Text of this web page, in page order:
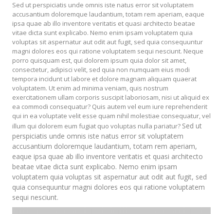
Sed ut perspiciatis unde omnis iste natus error sit voluptatem
accusantium doloremque laudantium, totam rem aperiam, eaque
ipsa quae ab illo inventore veritatis et quasi architecto beatae
vitae dicta sunt explicabo. Nemo enim ipsam voluptatem quia
voluptas sit aspernatur aut odit aut fugit, sed quia consequuntur
magni dolores eos qui ratione voluptatem sequi nesciunt. Neque
porro quisquam est, qui dolorem ipsum quia dolor sit amet,
consectetur, adipisci velit, sed quia non numquam eius modi
tempora incidunt ut labore et dolore magnam aliquam quaerat
voluptatem. Ut enim ad minima veniam, quis nostrum
exercitationem ullam corporis suscipit laboriosam, nisi ut aliquid ex
ea commodi consequatur? Quis autem vel eum iure reprehenderit
qui in ea voluptate velit esse quam nihil molestiae consequatur, vel
illum qui dolorem eum fugiat quo voluptas nulla pariatur? Sed ut
perspiciatis unde omnis iste natus error sit voluptatem
accusantium doloremque laudantium, totam rem aperiam,
eaque ipsa quae ab illo inventore veritatis et quasi architecto
beatae vitae dicta sunt explicabo. Nemo enim ipsam
voluptatem quia voluptas sit aspernatur aut odit aut fugit, sed
quia consequuntur magni dolores eos qui ratione voluptatem
sequi nesciunt.